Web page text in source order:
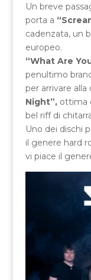
Un breve
porta a
cadenzata, un
europeo.
“What Are
penultimo
per arrivare alla
Night”, ottima
bel riff di
Uno dei dischi
il genere hard
vi piace il